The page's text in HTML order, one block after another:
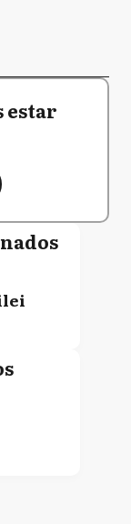
estar